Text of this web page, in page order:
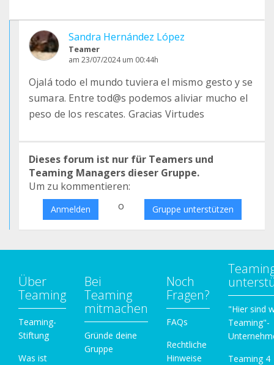
Sandra Hernández López
Teamer
am 23/07/2024 um 00:44h
Ojalá todo el mundo tuviera el mismo gesto y se
sumara. Entre tod@s podemos aliviar mucho el
peso de los rescates. Gracias Virtudes
Dieses forum ist nur für Teamers und
Teaming Managers dieser Gruppe.
Um zu kommentieren:
Anmelden o Gruppe unterstützen
Über
Teaming
Teaming-
Stiftung
Was ist
Bei
Teaming
mitmachen
Gründe deine
Gruppe
Noch
Fragen?
FAQs
Rechtliche
Hinweise
"Hier sind
Teaming"-
Teaming 4